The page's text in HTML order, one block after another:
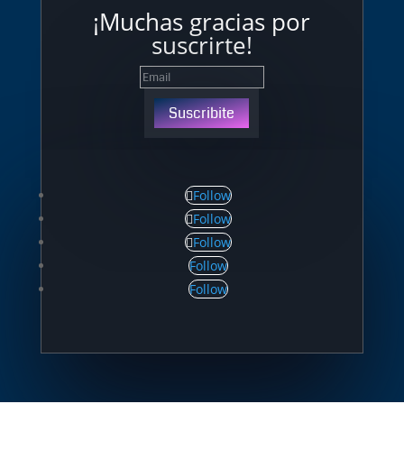
¡Muchas gracias por
suscrirte!
Suscribite
Follow
Follow
Follow
Follow
Follow